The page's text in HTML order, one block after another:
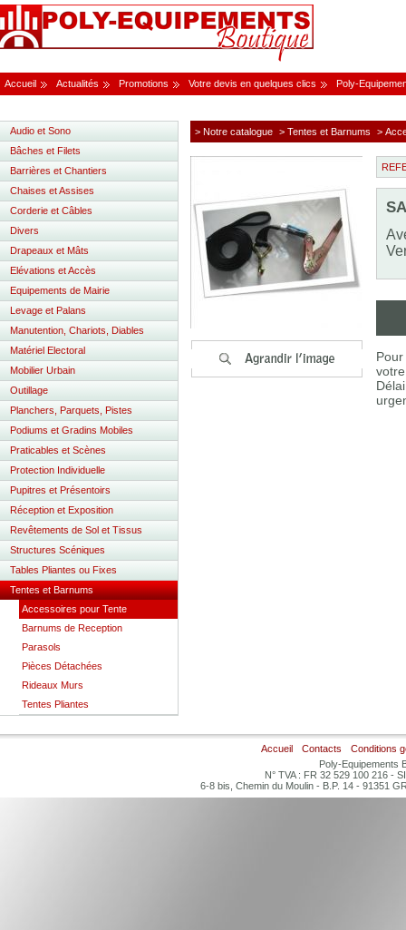
Accueil Actualités Promotions Votre devis en quelques clics Poly-
> Notre catalogue > Tentes et Barnums >
Audio et Sono
Bâches et Filets
Barrières et Chantiers
Chaises et Assises
Corderie et Câbles
Divers
Drapeaux et Mâts
Elévations et Accès
Equipements de Mairie
Levage et Palans
Manutention, Chariots, Diables
Matériel Electoral
Mobilier Urbain
Outillage
Planchers, Parquets, Pistes
Podiums et Gradins Mobiles
Praticables et Scènes
Protection Individuelle
Pupitres et Présentoirs
Réception et Exposition
Revêtements de Sol et Tissus
Structures Scéniques
Tables Pliantes ou Fixes
Tentes et Barnums
Accessoires pour Tente
Barnums de Reception
Parasols
Pièces Détachées
Rideaux Murs
Tentes Pliantes
Accueil Contacts
Conditions
Poly-Equipements
N° TVA : FR 32 529 100 216 -
6-8 bis, Chemin du Moulin - B.P. 14 - 91351